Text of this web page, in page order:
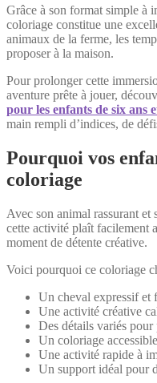
Grâce à son format simple à
coloriage constitue une
animaux de la ferme, les
proposer à la maison.
Pour prolonger cette
aventure prête à jouer,
pour les enfants de six ans
main rempli d’indices, de
Pourquoi vos
coloriage
Avec son animal rassurant et
cette activité plaît facilement
moment de détente créative.
Voici pourquoi ce coloriage
Un cheval expressif et
Une activité créative
Des détails variés pour
Un coloriage
Une activité rapide à
Un support idéal pour